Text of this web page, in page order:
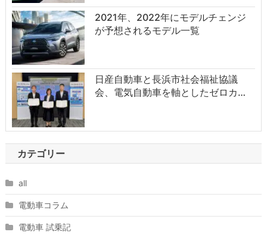
2021年、2022年にモデルチェンジ
が予想されるモデル一覧
日産自動車と長浜市社会福祉協議
会、電気自動車を軸としたゼロカ…
カテゴリー
all
電動車コラム
電動車 試乗記